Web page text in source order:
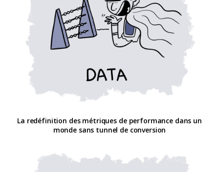
La redéfinition des métriques de performance dans un
monde sans tunnel de conversion